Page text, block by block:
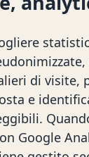
di visite,
e
Google